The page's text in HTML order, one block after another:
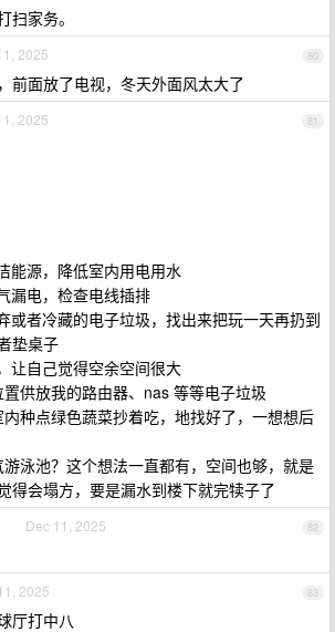
扫家务。
80
2025
前面放了电视，冬天外面风太大了
81
2025
能源，降低室内用电用水
漏电，检查电线插排
或者冷藏的电子垃圾，找出来把玩一天再扔到
垫桌子
让自己觉得空余空间很大
供放我的路由器、nas 等等电子垃圾
种点绿色蔬菜抄着吃，地找好了，一想想后
泳池？这个想法一直都有，空间也够，就是
得会塌方，要是漏水到楼下就完犊子了
82
Dec 11, 2025
83
2025
厅打中八